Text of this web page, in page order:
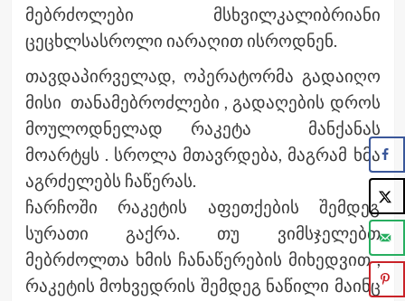
მებრძოლები მსხვილკალიბრიანი
ცეცხლსასროლი იარაღით ისროდნენ.
თავდაპირველად, ოპერატორმა გადაიღო
მისი თანამებროძლები , გადაღების დროს
მოულოდნელად რაკეტა მანქანას
მოარტყს . სროლა მთავრდება, მაგრამ ხმა
აგრძელებს ჩაწერას.
ჩარჩოში რაკეტის აფეთქების შემდეგ
სურათი გაქრა. თუ ვიმსჯელებთ
მებრძოლთა ხმის ჩანაწერების მიხედვით ,
რაკეტის მოხვედრის შემდეგ ნაწილი მაინც